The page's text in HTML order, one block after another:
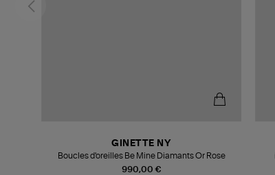
990,00 €
GINETTE NY
Boucles d'oreilles Be Mine Diamants Or Rose